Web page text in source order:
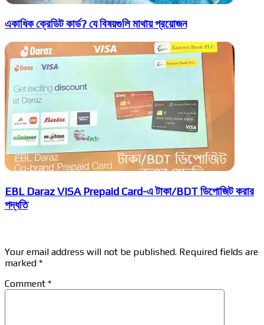
একাধিক ক্রেডিট কার্ড? যে বিষয়গুলি মাথায় প্রয়োজন
EBL Daraz VISA Prepaid Card-এ টাকা/BDT ডিপোজিট করার
পদ্ধতি
Your email address will not be published. Required fields are
marked *
Comment *